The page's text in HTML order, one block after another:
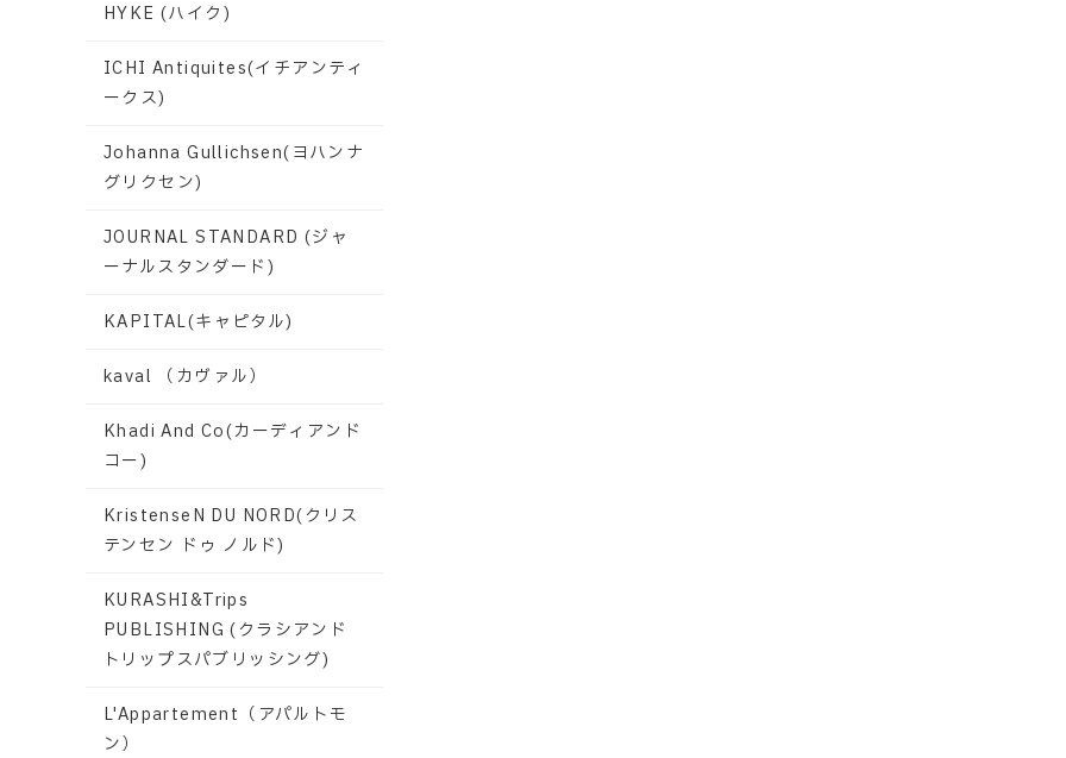
HYKE (ハイク)
ICHI Antiquites(イチアンティ
ークス)
Johanna Gullichsen(ヨハンナ
グリクセン)
JOURNAL STANDARD (ジャ
ーナルスタンダード)
KAPITAL(キャピタル)
kaval （カヴァル）
Khadi And Co(カーディアンド
コー)
KristenseN DU NORD(クリス
テンセン ドゥ ノルド)
KURASHI&Trips
PUBLISHING (クラシアンド
トリップスパブリッシング)
L'Appartement（アパルトモ
ン）